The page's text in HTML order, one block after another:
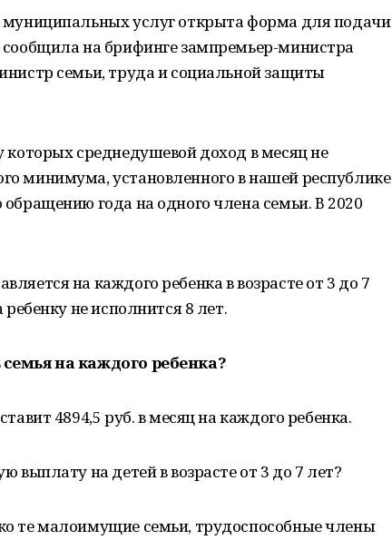
муниципальных услуг открыта форма для подачи
на брифинге зампремьер-министра
семьи, труда и социальной защиты
которых среднедушевой доход в месяц не
минимума, установленного в нашей республике
года на одного члена семьи. В 2020
на каждого ребенка в возрасте от 3 до 7
не исполнится 8 лет.
на каждого ребенка?
4894,5 руб. в месяц на каждого ребенка.
выплату на детей в возрасте от 3 до 7 лет?
те малоимущие семьи, трудоспособные члены